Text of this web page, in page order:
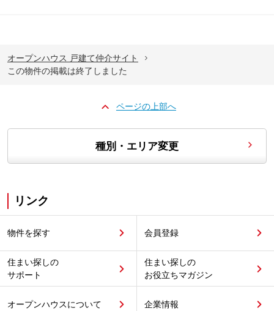
オープンハウス 戸建て仲介サイト
この物件の掲載は終了しました
ページの上部へ
種別・エリア変更
リンク
物件を探す 会員登録
住まい探しの
サポート
住まい探しの
お役立ちマガジン
オープンハウスについて 企業情報